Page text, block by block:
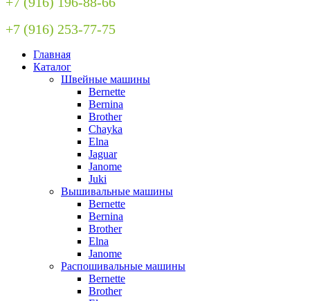
+7 (916) 253-77-75
Главная
Каталог
Швейные машины
Bernette
Bernina
Brother
Chayka
Elna
Jaguar
Janome
Juki
Вышивальные машины
Bernette
Bernina
Brother
Elna
Janome
Распошивальные машины
Bernette
Brother